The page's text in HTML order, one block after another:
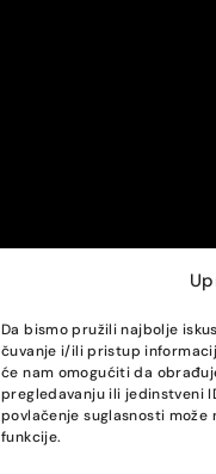
Da bismo pružili najbolje
čuvanje i/ili pristup
će nam omogućiti da
pregledavanju ili jedinstveni
povlačenje suglasnosti
funkcije.